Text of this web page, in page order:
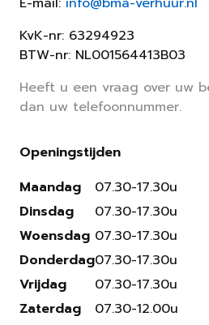
KvK-nr: 63294923
BTW-nr: NL001564413B03
Heeft u een vraag over uw
dan uw telefoonnummer.
Openingstijden
Maandag
Dinsdag
Woensdag
Donderdag
Vrijdag
Zaterdag
07.30-17.30u
07.30-17.30u
07.30-17.30u
07.30-17.30u
07.30-17.30u
07.30-12.00u